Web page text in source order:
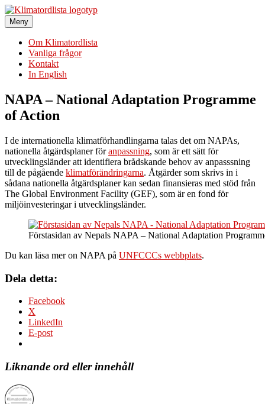
Hoppa
till
innehåll
Klimatordlista
Sveriges största klimatordlista
Meny
Om Klimatordlista
Vanliga frågor
Kontakt
In English
NAPA – National Adaptation Programme
of Action
I de internationella klimatförhandlingarna talas det om NAPAs,
nationella åtgärdsplaner föranpassning, som är ett sätt för
utvecklingsländer att identifiera brådskande behov av anpasssning
till de pågående klimatförändringarna. Åtgärder som skrivs in i
sådana nationella åtgärdsplaner kan sedan finansieras med stöd från
The Global Environment Facility (GEF), som är en fond för
miljöinvesteringar i utvecklingsländer.
Förstasidan av Nepals NAPA – National Adaptation
Du kan läsa mer on NAPA på UNFCCCs webbplats.
Dela detta:
Facebook
X
LinkedIn
E-post
Liknande ord eller innehåll